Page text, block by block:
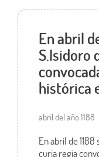
En abril
S.Isidoro
histórica
abril del año 1188
En abril de
curia regia